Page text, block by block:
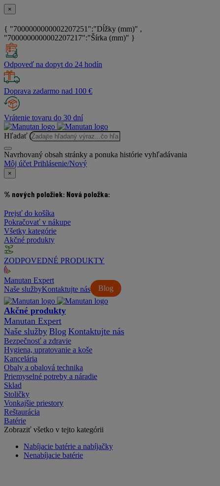
×
{ "7000000000002207251":"Dĺžky (mm)" ,
"7000000000002207217":"Šírka (mm)" }
Odpoveď na dopyt do 24 hodín
Doprava zadarmo nad 100 €
Vrátenie tovaru do 30 dní
Hľadať
Navrhovaný obsah stránky a ponuka histórie vyhľadávania
Môj účet Prihlásenie/Nový
×
% nových položiek: Nová položka:
Prejsť do košíka
Pokračovať v nákupe
Všetky kategórie
Akčné produkty
ZODPOVEDNÉ PRODUKTY
Manutan Expert
Naše služby
Blog
Kontaktujte nás
Akčné produkty
Manutan Expert
Naše služby Blog Kontaktujte nás
Bezpečnosť a zdravie
Hygiena, upratovanie a koše
Kancelária
Obaly a obalová technika
Priemyselné potreby a náradie
Sklad
Stoličky
Vonkajšie priestory
Reštaurácia
Batérie
Zobraziť všetko v tejto kategórii
Nabíjacie batérie a nabíjačky
Nenabíjacie batérie